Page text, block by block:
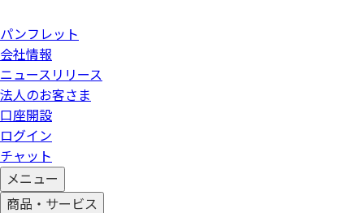
パンフレット
会社情報
ニュースリリース
法人のお客さま
口座開設
ログイン
チャット
メニュー
商品・サービス